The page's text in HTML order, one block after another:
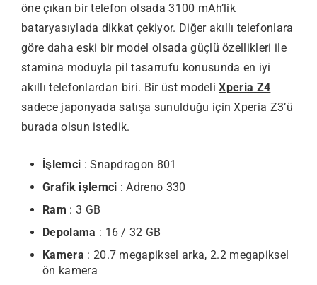
öne çıkan bir telefon olsada 3100 mAh’lik
bataryasıylada dikkat çekiyor. Diğer akıllı telefonlara
göre daha eski bir model olsada güçlü özellikleri ile
stamina moduyla pil tasarrufu konusunda en iyi
akıllı telefonlardan biri. Bir üst modeliXperia Z4
sadece japonyada satışa sunulduğu için Xperia Z3’ü
burada olsun istedik.
İşlemci : Snapdragon 801
Grafik işlemci : Adreno 330
Ram : 3 GB
Depolama : 16 / 32 GB
Kamera : 20.7 megapiksel arka, 2.2 megapiksel
ön kamera